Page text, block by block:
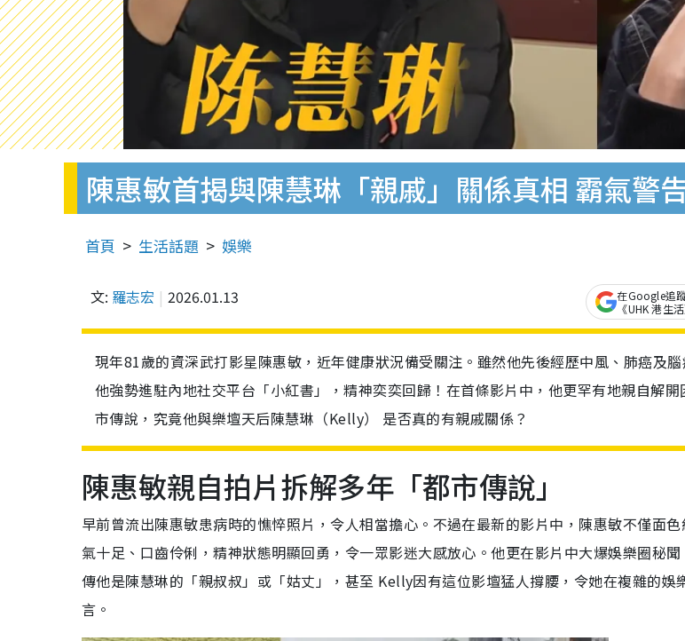
陳惠敏首揭與陳慧琳「親戚」關係真相 霸氣警
首頁 生活話題 娛樂
文: 羅志宏 2026.01.13
在Google追
《UHK 港生活
現年81歲的資深武打影星陳惠敏，近年健康狀況備受關注。雖然他先後經歷中風、肺癌及
他強勢進駐內地社交平台「小紅書」，精神奕奕回歸！在首條影片中，他更罕有地親自解
市傳說，究竟他與樂壇天后陳慧琳（Kelly） 是否真的有親戚關係？
陳惠敏親自拍片拆解多年「都市傳說」
早前曾流出陳惠敏患病時的憔悴照片，令人相當擔心。不過在最新的影片中，陳惠敏不僅面
氣十足、口齒伶俐，精神狀態明顯回勇，令一眾影迷大感放心。他更在影片中大爆娛樂圈秘
傳他是陳慧琳的「親叔叔」或「姑丈」，甚至 Kelly因有這位影壇猛人撐腰，令她在複雜的娛
言。